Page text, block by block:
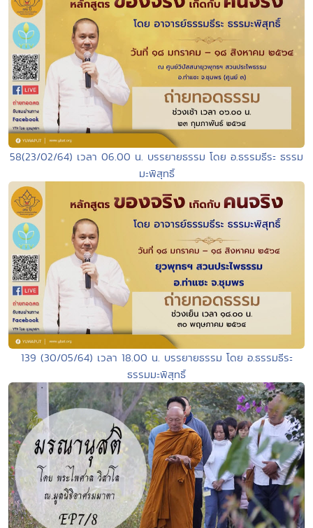
58(23/02/64) เวลา 06.00 น. บรรยายธรรม โดย อ.ธรรมธีระ ธรรม
มะพิสุทธิ์
139 (30/05/64) เวลา 18.00 น. บรรยายธรรม โดย อ.ธรรมธีระ
ธรรมมะพิสุทธิ์